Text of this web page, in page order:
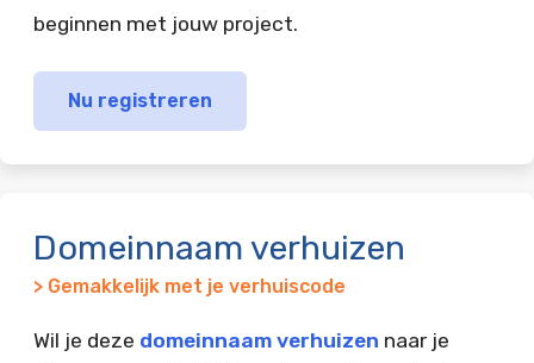
beginnen met jouw project.
Nu registreren
Domeinnaam verhuizen
> Gemakkelijk met je verhuiscode
Wil je deze domeinnaam verhuizen naar je